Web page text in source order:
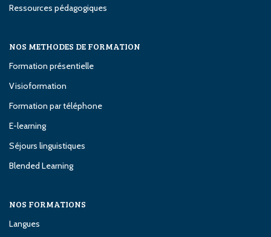
Ressources pédagogiques
NOS METHODES DE FORMATION
Formation présentielle
Visioformation
Formation par téléphone
E-learning
Séjours linguistiques
Blended Learning
NOS FORMATIONS
Langues